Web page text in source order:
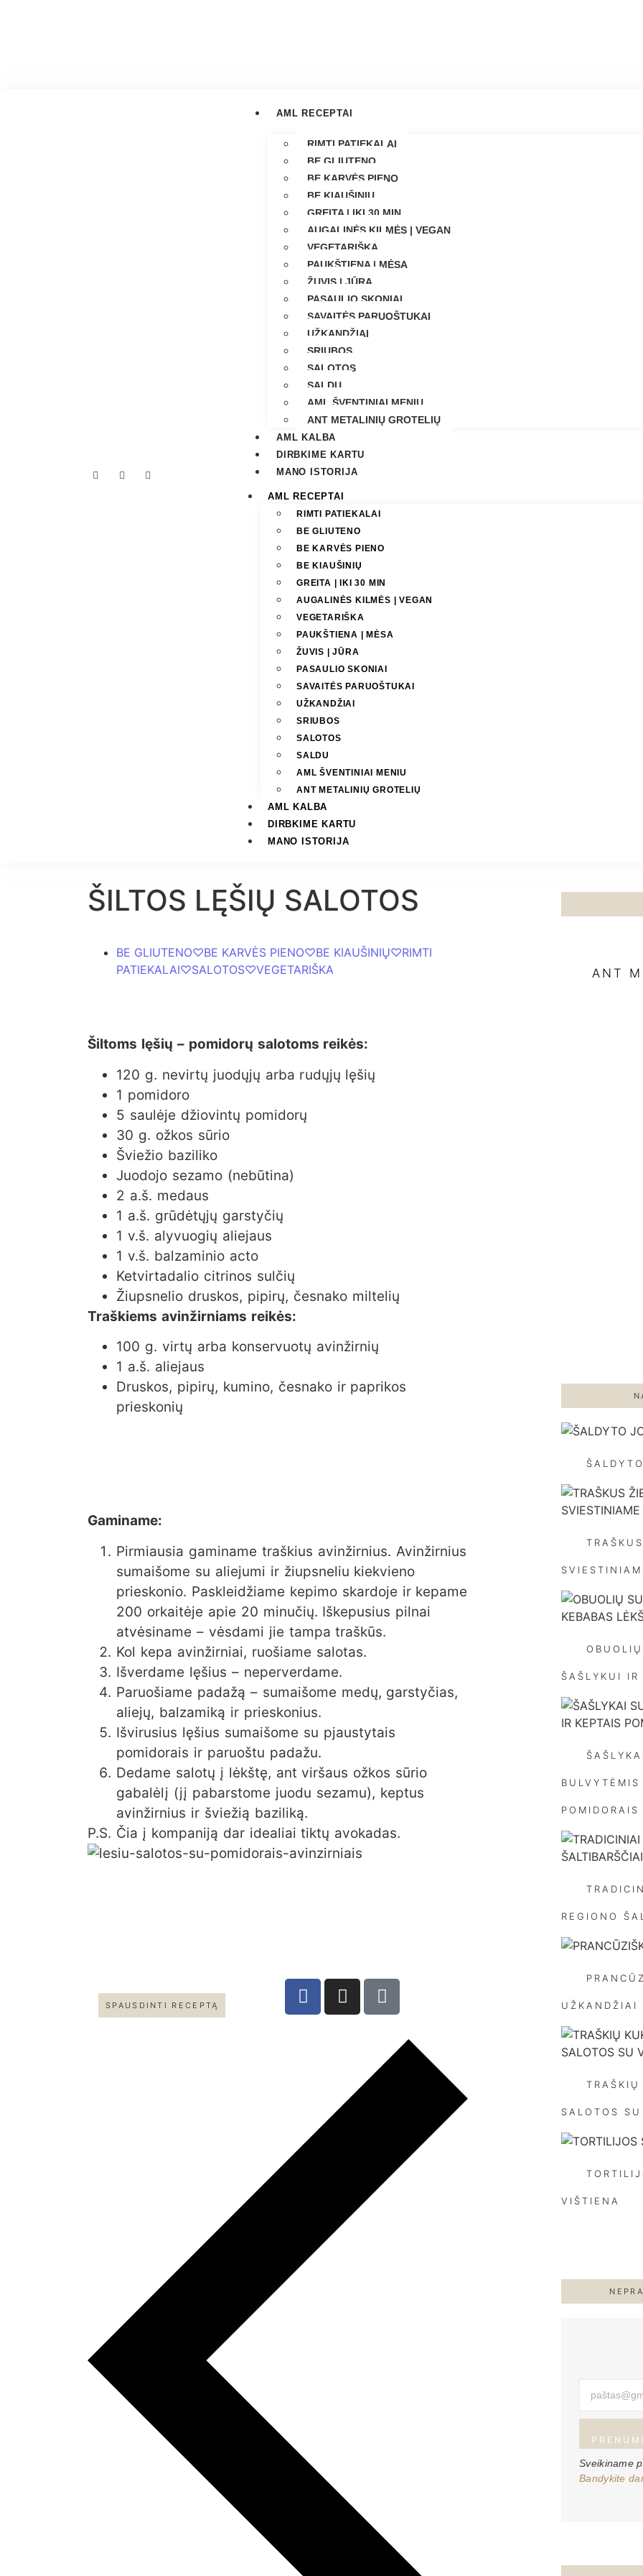
AML RECEPTAI
RIMTI PATIEKALAI
BE GLIUTENO
BE KARVĖS PIENO
BE KIAUŠINIŲ
GREITA | IKI 30 MIN
AUGALINĖS KILMĖS | VEGAN
VEGETARIŠKA
PAUKŠTIENA | MĖSA
ŽUVIS | JŪRA
PASAULIO SKONIAI
SAVAITĖS PARUOŠTUKAI
UŽKANDŽIAI
SRIUBOS
SALOTOS
SALDU
AML ŠVENTINIAI MENIU
ANT METALINIŲ GROTELIŲ
AML KALBA
DIRBKIME KARTU
MANO ISTORIJA
AML RECEPTAI
RIMTI PATIEKALAI
BE GLIUTENO
BE KARVĖS PIENO
BE KIAUŠINIŲ
GREITA | IKI 30 MIN
AUGALINĖS KILMĖS | VEGAN
VEGETARIŠKA
PAUKŠTIENA | MĖSA
ŽUVIS | JŪRA
PASAULIO SKONIAI
SAVAITĖS PARUOŠTUKAI
UŽKANDŽIAI
SRIUBOS
SALOTOS
SALDU
AML ŠVENTINIAI MENIU
ANT METALINIŲ GROTELIŲ
AML KALBA
DIRBKIME KARTU
MANO ISTORIJA
ŠILTOS LĘŠIŲ SALOTOS
BE GLIUTENO♡BE KARVĖS PIENO♡BE KIAUŠINIŲ♡RIMTI
PATIEKALAI♡SALOTOS♡VEGETARIŠKA
Šiltoms lęšių – pomidorų salotoms reikės:
120 g. nevirtų juodųjų arba rudųjų lęšių
1 pomidoro
5 saulėje džiovintų pomidorų
30 g. ožkos sūrio
Šviežio baziliko
Juodojo sezamo (nebūtina)
2 a.š. medaus
1 a.š. grūdėtųjų garstyčių
1 v.š. alyvuogių aliejaus
1 v.š. balzaminio acto
Ketvirtadalio citrinos sulčių
Žiupsnelio druskos, pipirų, česnako miltelių
Traškiems avinžirniams reikės:
100 g. virtų arba konservuotų avinžirnių
1 a.š. aliejaus
Druskos, pipirų, kumino, česnako ir paprikos
prieskonių
Gaminame:
Pirmiausia gaminame traškius avinžirnius. Avinžirnius
sumaišome su aliejumi ir žiupsneliu kiekvieno
prieskonio. Paskleidžiame kepimo skardoje ir kepame
200 orkaitėje apie 20 minučių. Iškepusius pilnai
atvėsiname – vėsdami jie tampa traškūs.
Kol kepa avinžirniai, ruošiame salotas.
Išverdame lęšius – neperverdame.
Paruošiame padažą – sumaišome medų, garstyčias,
aliejų, balzamiką ir prieskonius.
Išvirusius lęšius sumaišome su pjaustytais
pomidorais ir paruoštu padažu.
Dedame salotų į lėkštę, ant viršaus ožkos sūrio
gabalėlį (jį pabarstome juodu sezamu), keptus
avinžirnius ir šviežią baziliką.
P.S. Čia į kompaniją dar idealiai tiktų avokadas.
SPAUSDINTI RECEPTĄ
ANT
ŠAŠLYKUI IR
POMIDORAIS
REGIONO
UŽKANDŽIAI
SALOTOS
VIŠTIENA
Sveikiname
Bandykite